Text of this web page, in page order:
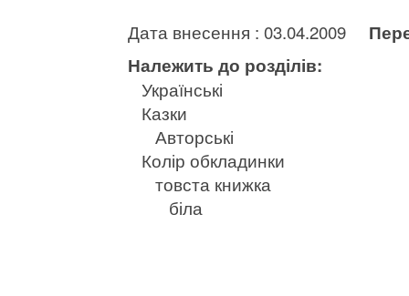
Дата внесення : 03.04.2009
Належить до розділів:
Українські
Казки
Авторські
Колір обкладинки
товста книжка
біла